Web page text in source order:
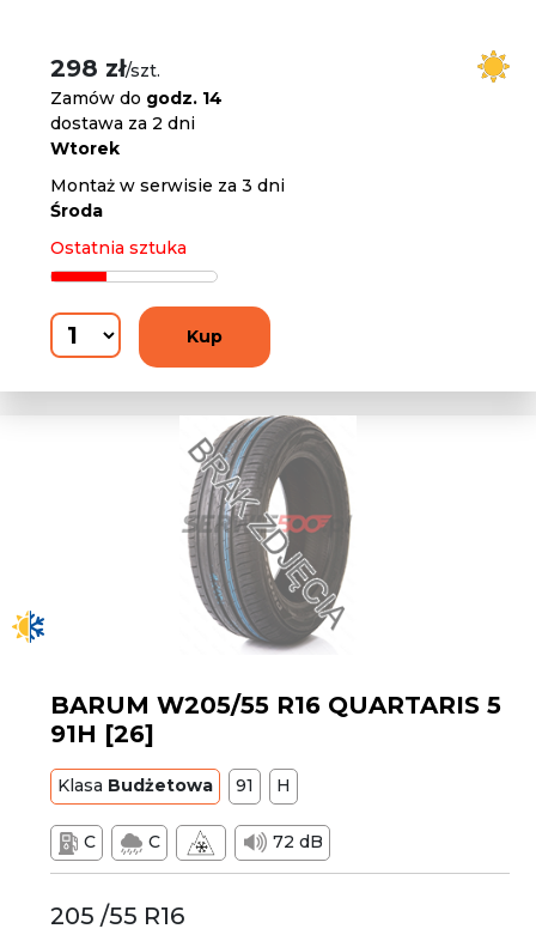
298 zł/szt.
Zamów do godz. 14
dostawa za 2 dni
Wtorek
Montaż w serwisie za 3 dni
Środa
Ostatnia sztuka
Kup
BARUM W205/55 R16 QUARTARIS 5
91H [26]
Klasa Budżetowa 91 H
C C 72 dB
205 /55 R16